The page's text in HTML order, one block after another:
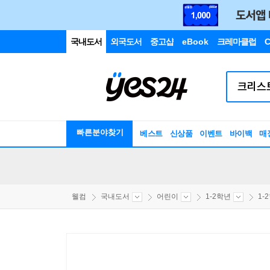
국내도서 외국도서 중고샵 eBook 크레마클럽
빠른분야찾기 베스트 신상품 이벤트 바이백 매
웰컴 국내도서 어린이 1-2학년 1-